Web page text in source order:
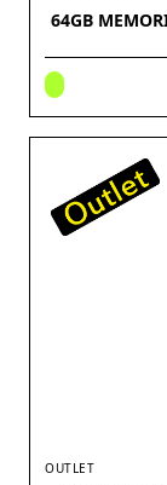
64GB
OUTLET